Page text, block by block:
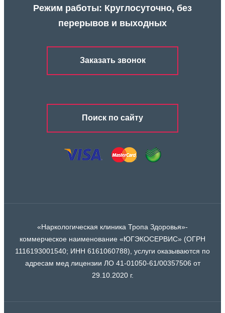
Режим работы: Круглосуточно, без
перерывов и выходных
Заказать звонок
Поиск по сайту
«Наркологическая клиника Тропа Здоровья»-
коммерческое наименование «ЮГЭКОСЕРВИС» (ОГРН
1116193001540; ИНН 6161060788), услуги оказываются по
адресам мед лицензии ЛО 41-01050-61/00357506 от
29.10.2020 г.